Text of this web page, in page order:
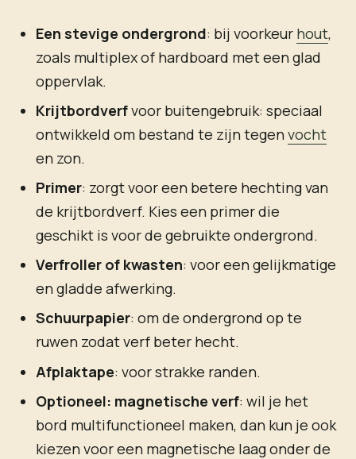
Een stevige ondergrond: bij voorkeur hout,
zoals multiplex of hardboard met een glad
oppervlak.
Krijtbordverfvoor buitengebruik: speciaal
ontwikkeld om bestand te zijn tegenvocht
en zon.
Primer: zorgt voor een betere hechting van
de krijtbordverf. Kies een primer die
geschikt is voor de gebruikte ondergrond.
Verfroller of kwasten: voor een gelijkmatige
en gladde afwerking.
Schuurpapier: om de ondergrond op te
ruwen zodat verf beter hecht.
Afplaktape: voor strakke randen.
Optioneel: magnetische verf: wil je het
bord multifunctioneel maken, dan kun je ook
kiezen voor een magnetische laag onder de